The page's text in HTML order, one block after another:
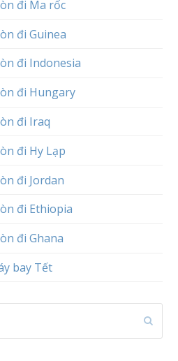
đi Ma rốc
đi Guinea
đi Indonesia
đi Hungary
đi Iraq
đi Hy Lạp
đi Jordan
đi Ethiopia
đi Ghana
bay Tết